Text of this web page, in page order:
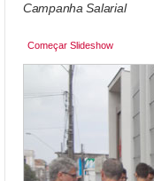
Campanha Salarial
Começar Slideshow